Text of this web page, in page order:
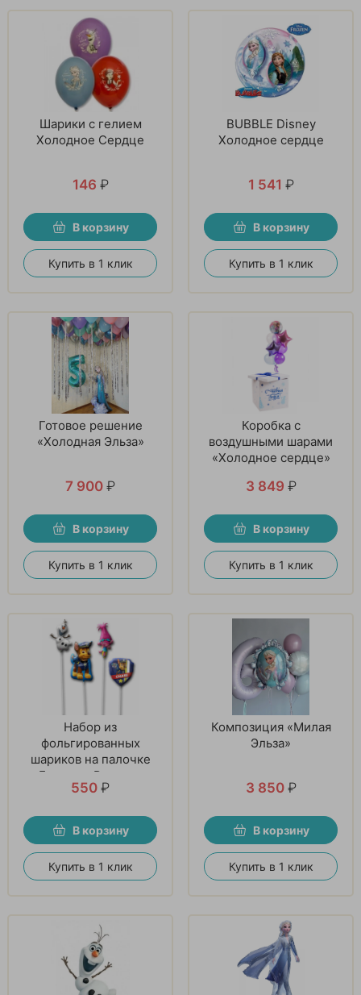
Шарики с гелием
Холодное Сердце
146 ₽
В корзину
Купить в 1 клик
BUBBLE Disney
Холодное сердце
1 541 ₽
В корзину
Купить в 1 клик
Готовое решение
«Холодная Эльза»
7 900 ₽
В корзину
Купить в 1 клик
Коробка с
воздушными шарами
«Холодное сердце»
3 849 ₽
В корзину
Купить в 1 клик
Набор из
фольгированных
шариков на палочке
«Большая Радость»
550 ₽
В корзину
Купить в 1 клик
Композиция «Милая
Эльза»
3 850 ₽
В корзину
Купить в 1 клик